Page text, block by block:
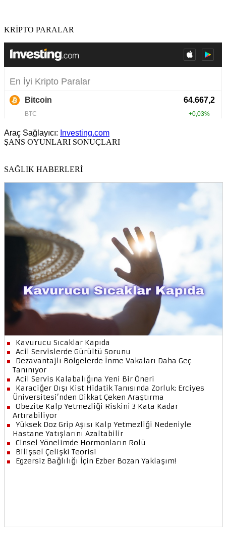
KRİPTO PARALAR
Araç Sağlayıcı: Investing.com
ŞANS OYUNLARI SONUÇLARI
SAĞLIK HABERLERİ